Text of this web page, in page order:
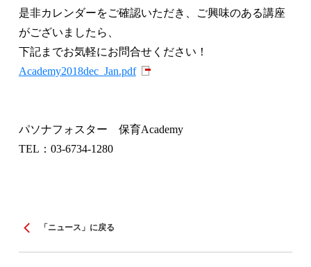
是非カレンダーをご確認いただき、ご興味のある講座
がございましたら、
下記までお気軽にお問合せください！
Academy2018dec_Jan.pdf
パソナフォスター 保育Academy
TEL：03-6734-1280
「ニュース」に戻る